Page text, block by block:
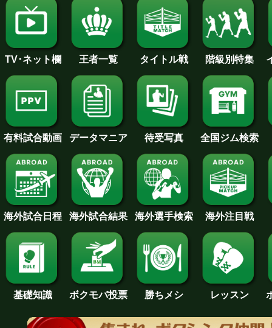
TV･ネット欄 王者一覧 タイトル戦 階級別特集
有料試合動画 データマニア 待受写真 全国ジム検索
海外試合日程 海外試合結果 海外選手検索 海外注目戦
基礎知識 ボクモバ投票 勝ちメシ レッスン